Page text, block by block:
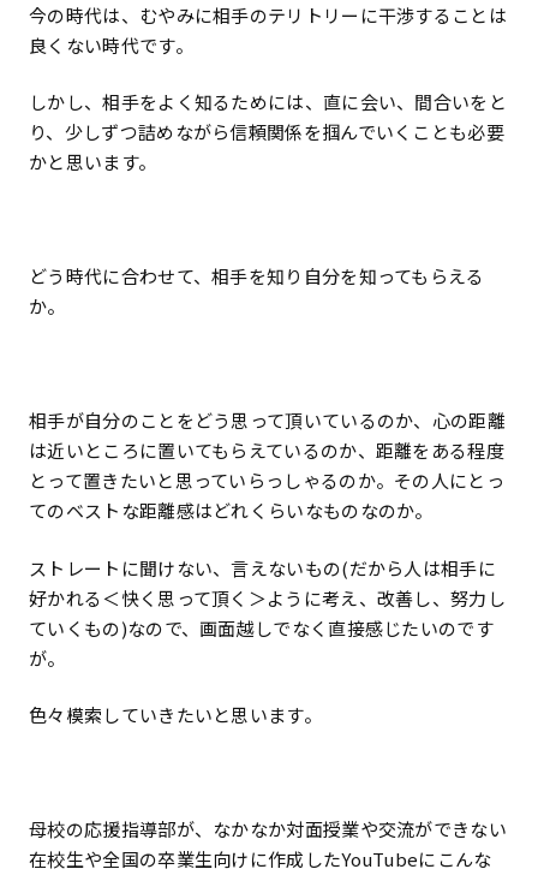
今の時代は、むやみに相手のテリトリーに干渉することは
良くない時代です。
しかし、相手をよく知るためには、直に会い、間合いをと
り、少しずつ詰めながら信頼関係を掴んでいくことも必要
かと思います。
どう時代に合わせて、相手を知り自分を知ってもらえる
か。
相手が自分のことをどう思って頂いているのか、心の距離
は近いところに置いてもらえているのか、距離をある程度
とって置きたいと思っていらっしゃるのか。その人にとっ
てのベストな距離感はどれくらいなものなのか。
ストレートに聞けない、言えないもの(だから人は相手に
好かれる＜快く思って頂く＞ように考え、改善し、努力し
ていくもの)なので、画面越しでなく直接感じたいのです
が。
色々模索していきたいと思います。
母校の応援指導部が、なかなか対面授業や交流ができない
在校生や全国の卒業生向けに作成したYouTubeにこんな